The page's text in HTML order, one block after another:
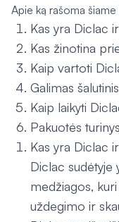
Apie ką rašoma
Kas yra Diclac
Kas žinotina
Kaip vartoti
Galimas
Kaip laikyti
Pakuotės
Kas yra Diclac
Diclac sudėtyje
medžiagos,
uždegimo ir